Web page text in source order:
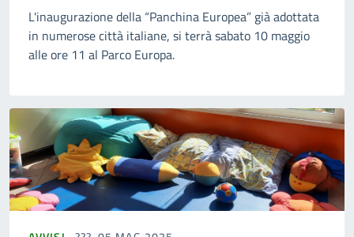
L'inaugurazione della “Panchina Europea” già adottata
in numerose città italiane, si terrà sabato 10 maggio
alle ore 11 al Parco Europa.